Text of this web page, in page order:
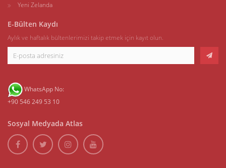
Yeni Zelanda
E-Bülten Kaydı
Aylık ve haftalık bültenlerimizi takip etmek için kayıt olun.
WhatsApp No:
+90 546 249 53 10
Sosyal Medyada Atlas